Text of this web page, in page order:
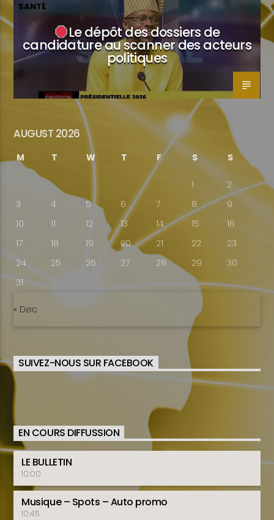
SANTÉ
Le dépôt des dossiers de
candidature au scanner des acteurs
politiques
AUGUST 2026
M T W T F S S
1
2
3
4 5 6 7 8
9
10
11 12 13 14 15
16
17
18 19 20 21 22
23
24
25 26 27 28 29
30
31
« Dec
SUIVEZ-NOUS SUR FACEBOOK
EN COURS DIFFUSSION
LE BULLETIN
10:00
Musique – Spots – Auto promo
10:45